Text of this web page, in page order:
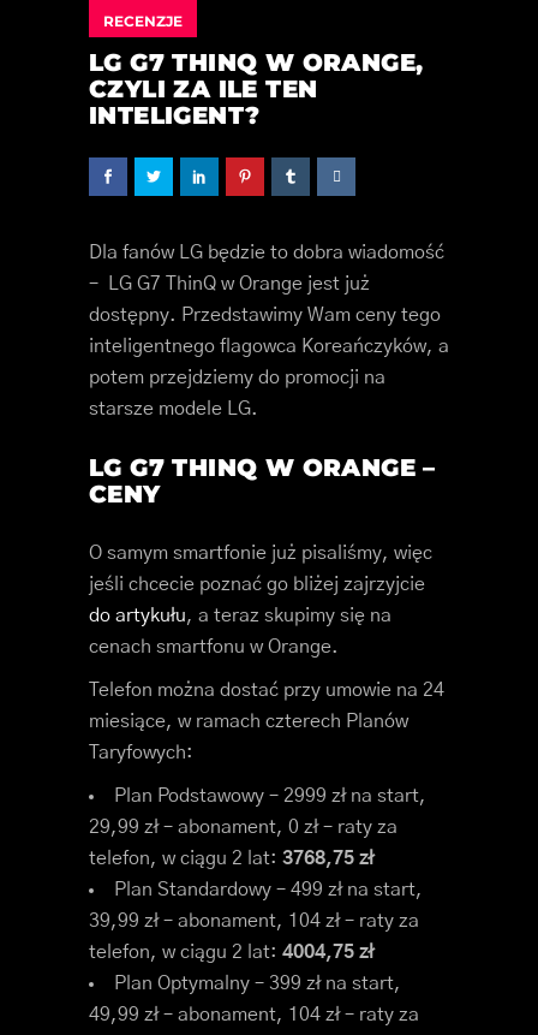
RECENZJE
LG G7 THINQ W ORANGE,
CZYLI ZA ILE TEN
INTELIGENT?
Dla fanów LG będzie to dobra wiadomość
– LG G7 ThinQ w Orange jest już
dostępny. Przedstawimy Wam ceny tego
inteligentnego flagowca Koreańczyków, a
potem przejdziemy do promocji na
starsze modele LG.
LG G7 THINQ W ORANGE –
CENY
O samym smartfonie już pisaliśmy, więc
jeśli chcecie poznać go bliżej zajrzyjcie
do artykułu, a teraz skupimy się na
cenach smartfonu w Orange.
Telefon można dostać przy umowie na 24
miesiące, w ramach czterech Planów
Taryfowych:
Plan Podstawowy – 2999 zł na start,
29,99 zł – abonament, 0 zł – raty za
telefon, w ciągu 2 lat: 3768,75 zł
Plan Standardowy – 499 zł na start,
39,99 zł – abonament, 104 zł – raty za
telefon, w ciągu 2 lat: 4004,75 zł
Plan Optymalny – 399 zł na start,
49,99 zł – abonament, 104 zł – raty za